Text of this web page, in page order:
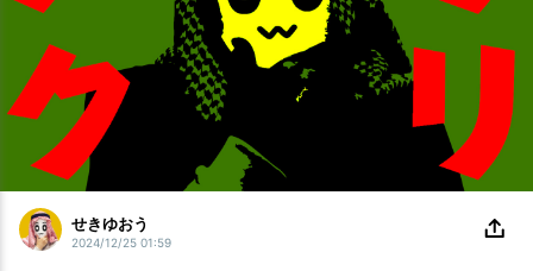
せきゆおう
2024/12/25 01:59